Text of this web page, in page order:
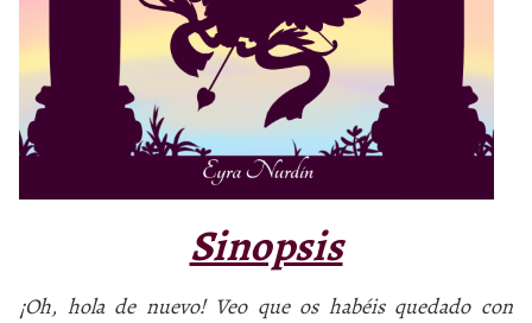
Sinopsis
¡Oh, hola de nuevo! Veo que os habéis quedado con